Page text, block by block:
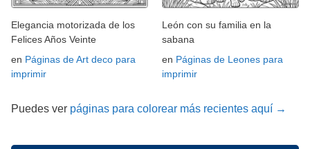
Elegancia motorizada de los
Felices Años Veinte
en Páginas de Art deco para
imprimir
León con su familia en la
sabana
en Páginas de Leones para
imprimir
Puedes ver páginas para colorear más recientes aquí →